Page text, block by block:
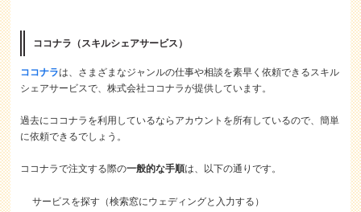
ココナラ（スキルシェアサービス）
ココナラは、さまざまなジャンルの仕事や相談を素早く依頼できるスキル
シェアサービスで、株式会社ココナラが提供しています。
過去にココナラを利用しているならアカウントを所有しているので、簡単
に依頼できるでしょう。
ココナラで注文する際の一般的な手順は、以下の通りです。
サービスを探す（検索窓にウェディングと入力する）